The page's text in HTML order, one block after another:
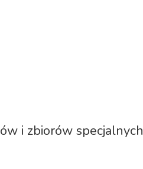
i zbiorów specjalnych